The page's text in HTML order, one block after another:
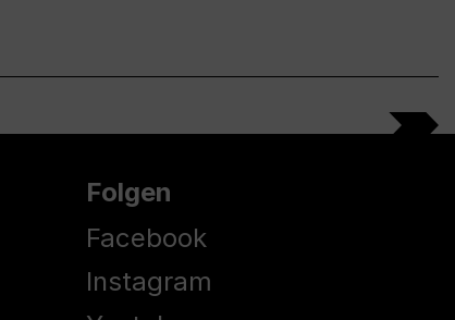
Folgen
Facebook
Instagram